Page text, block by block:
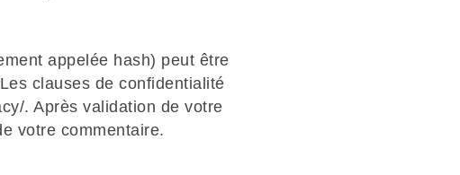
appelée hash) peut être
clauses de confidentialité
. Après validation de votre
votre commentaire.